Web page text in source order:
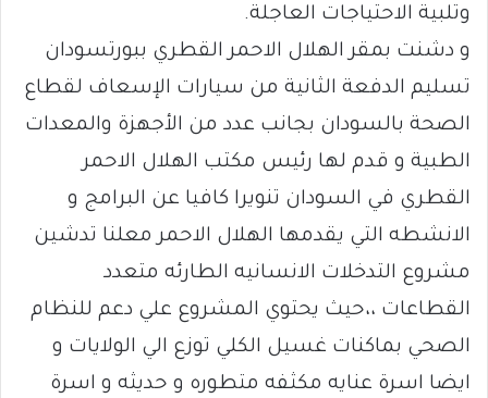
وتلبية الاحتياجات العاجلة.
و دشنت بمقر الهلال الاحمر القطري ببورتسودان
تسليم الدفعة الثانية من سيارات الإسعاف لقطاع
الصحة بالسودان بجانب عدد من الأجهزة والمعدات
الطبية و قدم لها رئيس مكتب الهلال الاحمر
القطري في السودان تنويرا كافيا عن البرامج و
الانشطه التي يقدمها الهلال الاحمر معلنا تدشين
مشروع التدخلات الانسانيه الطارئه متعدد
القطاعات ،،حيث يحتوي المشروع علي دعم للنظام
الصحي بماكنات غسيل الكلي توزع الي الولايات و
ايضا اسرة عنايه مكثفه متطوره و حديثه و اسرة